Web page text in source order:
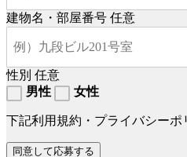
建物名・部屋番号 任意
性別 任意
男性
女性
下記利用規約・プライバシーポ